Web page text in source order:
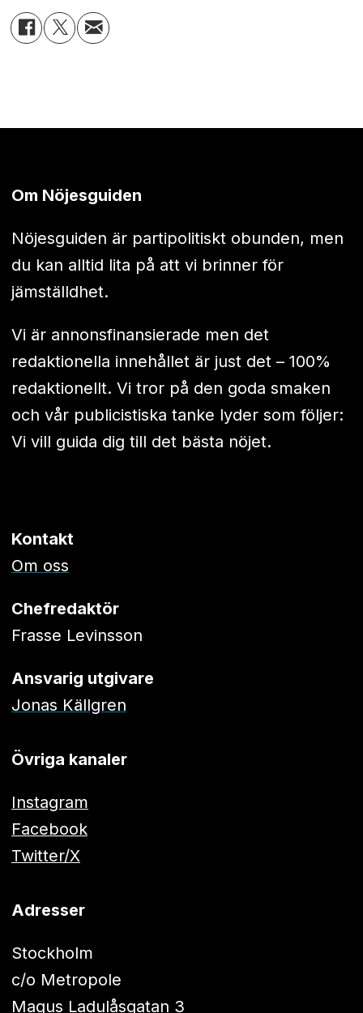
Om Nöjesguiden
Nöjesguiden är partipolitiskt obunden, men
du kan alltid lita på att vi brinner för
jämställdhet.
Vi är annonsfinansierade men det
redaktionella innehållet är just det – 100%
redaktionellt. Vi tror på den goda smaken
och vår publicistiska tanke lyder som följer:
Vi vill guida dig till det bästa nöjet.
Kontakt
Om oss
Chefredaktör
Frasse Levinsson
Ansvarig utgivare
Jonas Källgren
Övriga kanaler
Instagram
Facebook
Twitter/X
Adresser
Stockholm
c/o Metropole
Magus Ladulåsgatan 3